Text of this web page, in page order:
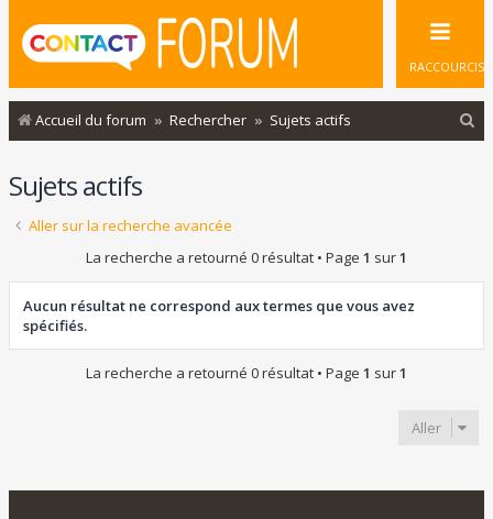
RACCOURCIS
Accueil du forum Rechercher Sujets actifs
Sujets actifs
Aller sur la recherche avancée
La recherche a retourné 0 résultat • Page 1 sur1
Aucun résultat ne correspond aux termes que vous avez
spécifiés.
La recherche a retourné 0 résultat • Page 1 sur1
Aller